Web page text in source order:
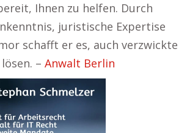
Ihnen zu helfen. Durch
juristische Expertise
schafft er es, auch verzwickte
– Anwalt Berlin